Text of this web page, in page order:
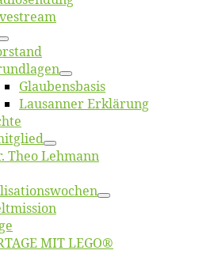
Glaubens­ba­sis
Lausan­ner Erklärung
Theo Lehmann
MIT LEGO®